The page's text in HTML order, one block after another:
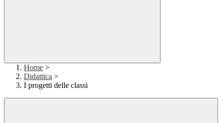
Home >
Didattica >
I progetti delle classi